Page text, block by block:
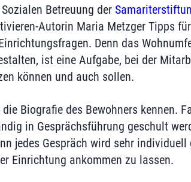
Betreuung der
Autorin Maria Metzger Tipps
Denn das
ist eine Aufgabe, bei der
können und auch sollen.
Biografie des Bewohners kennen.
in Gesprächsführung geschult
jedes Gespräch wird sehr
Einrichtung ankommen zu lassen.